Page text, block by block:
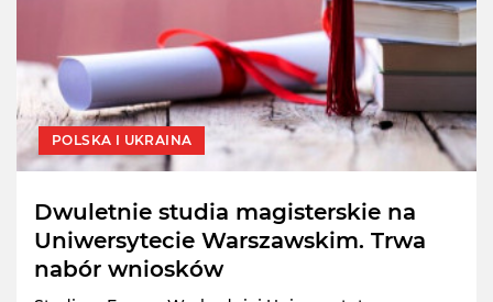
POLSKA I UKRAINA
Dwuletnie studia magisterskie na
Uniwersytecie Warszawskim. Trwa
nabór wniosków